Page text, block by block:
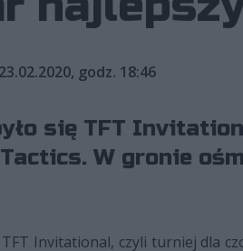
23.02.2020, godz. 18:46
się TFT
W gronie
TFT Invitational, czyli turniej dla